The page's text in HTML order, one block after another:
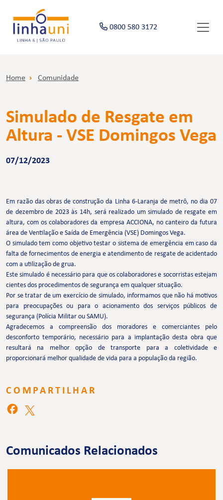
0800 580 3172
Home Comunidade
Simulado de Resgate em
Altura - VSE Domingos Vega
07/12/2023
Em razão das obras de construção da Linha 6-Laranja de metrô, no dia 07
de dezembro de 2023 às 14h, será realizado um simulado de resgate em
altura, com os colaboradores da empresa ACCIONA, no canteiro da futura
área de Ventilação e Saída de Emergência (VSE) Domingos Vega.
O simulado tem como objetivo testar o sistema de emergência em caso da
falta de fornecimentos de energia e atendimento de resgate de acidentado
com a utilização de grua.
Este simulado é necessário para que os colaboradores e socorristas estejam
cientes dos procedimentos de segurança em qualquer situação.
Por se tratar de um exercício de simulado, informamos que não há motivos
para preocupações ou para o acionamento dos serviços públicos de
segurança (Polícia Militar ou SAMU).
Agradecemos a compreensão dos moradores e comerciantes pelo
desconforto temporário, necessário para a implantação desta obra que
resultará na melhor opção de transporte para a coletividade e
proporcionará melhor qualidade de vida para a população da região.
COMPARTILHAR
Comunicados Relacionados